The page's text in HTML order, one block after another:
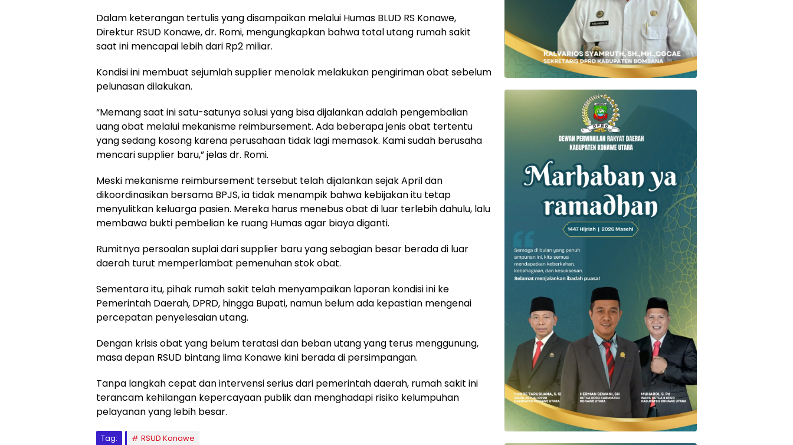
Dalam keterangan tertulis yang disampaikan melalui Humas BLUD RS Konawe,
Direktur RSUD Konawe, dr. Romi, mengungkapkan bahwa total utang rumah sakit
saat ini mencapai lebih dari Rp2 miliar.
Kondisi ini membuat sejumlah supplier menolak melakukan pengiriman obat sebelum
pelunasan dilakukan.
“Memang saat ini satu-satunya solusi yang bisa dijalankan adalah pengembalian
uang obat melalui mekanisme reimbursement. Ada beberapa jenis obat tertentu
yang sedang kosong karena perusahaan tidak lagi memasok. Kami sudah berusaha
mencari supplier baru,” jelas dr. Romi.
Meski mekanisme reimbursement tersebut telah dijalankan sejak April dan
dikoordinasikan bersama BPJS, ia tidak menampik bahwa kebijakan itu tetap
menyulitkan keluarga pasien. Mereka harus menebus obat di luar terlebih dahulu, lalu
membawa bukti pembelian ke ruang Humas agar biaya diganti.
Rumitnya persoalan suplai dari supplier baru yang sebagian besar berada di luar
daerah turut memperlambat pemenuhan stok obat.
Sementara itu, pihak rumah sakit telah menyampaikan laporan kondisi ini ke
Pemerintah Daerah, DPRD, hingga Bupati, namun belum ada kepastian mengenai
percepatan penyelesaian utang.
Dengan krisis obat yang belum teratasi dan beban utang yang terus menggunung,
masa depan RSUD bintang lima Konawe kini berada di persimpangan.
Tanpa langkah cepat dan intervensi serius dari pemerintah daerah, rumah sakit ini
terancam kehilangan kepercayaan publik dan menghadapi risiko kelumpuhan
pelayanan yang lebih besar.
Tag:
RSUD Konawe